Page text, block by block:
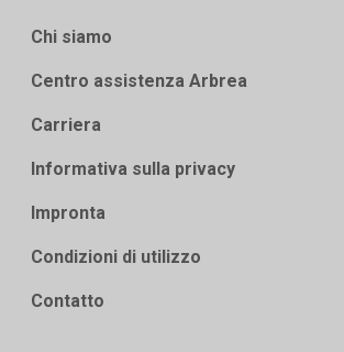
Chi siamo
Centro assistenza Arbrea
Carriera
Informativa sulla privacy
Impronta
Condizioni di utilizzo
Contatto